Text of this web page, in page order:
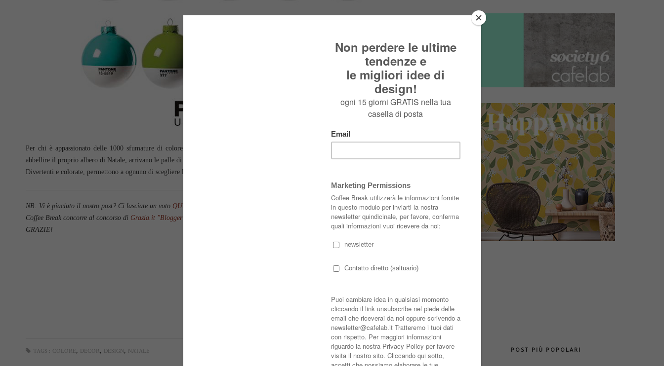
Per chi è appassionato delle 1000 sfumature di colore proposte da Pantone e vuole utilizzarle come decorazione alternativa e di design per
abbellire il proprio albero di Natale, arrivano le palle di
Divertenti e colorate, permettono a ognuno di scegliere la propria tonalità preferita!
NB: Vi è piaciuto il nostro post? Ci lasciate un voto QUI
Coffee Break concorre al concorso di Grazia.it "Blogger we want you!"
GRAZIE!
TAGS : COLORE, DECOR, DESIGN, NATALE POST PIÙ POPOLARI